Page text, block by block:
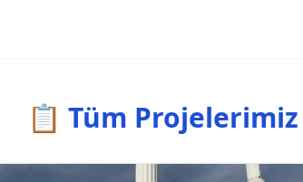
📋 Tüm Projelerimiz